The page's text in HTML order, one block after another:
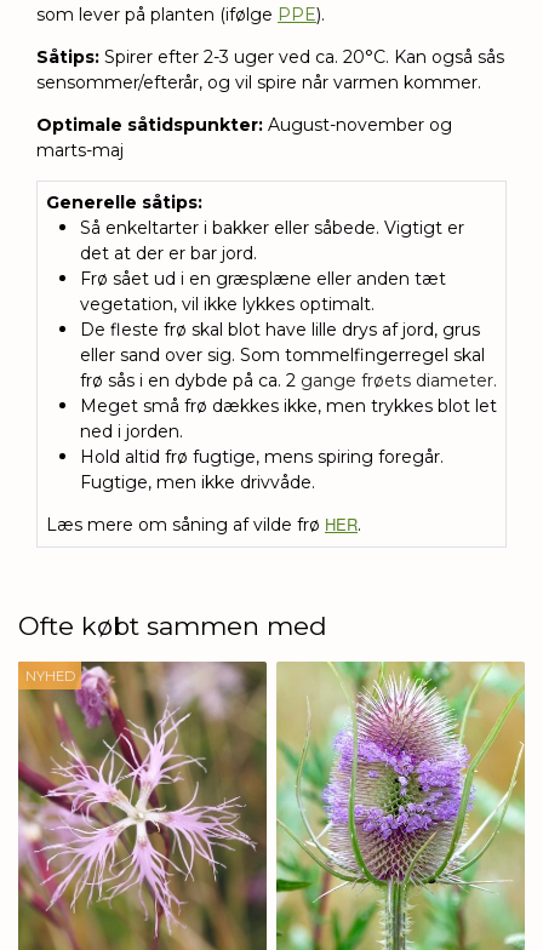
som lever på planten (ifølge PPE).
Såtips: Spirer efter 2-3 uger ved ca. 20°C. Kan også sås
sensommer/efterår, og vil spire når varmen kommer.
Optimale såtidspunkter: August-november og
marts-maj
Generelle såtips:
Så enkeltarter i bakker eller såbede. Vigtigt er
det at der er bar jord.
Frø sået ud i en græsplæne eller anden tæt
vegetation, vil ikke lykkes optimalt.
De fleste frø skal blot have lille drys af jord, grus
eller sand over sig. Som tommelfingerregel skal
frø sås i en dybde på ca. 2 gange frøets diameter.
Meget små frø dækkes ikke, men trykkes blot let
ned i jorden.
Hold altid frø fugtige, mens spiring foregår.
Fugtige, men ikke drivvåde.
Læs mere om såning af vilde frø HER.
Ofte købt sammen med
NYHED